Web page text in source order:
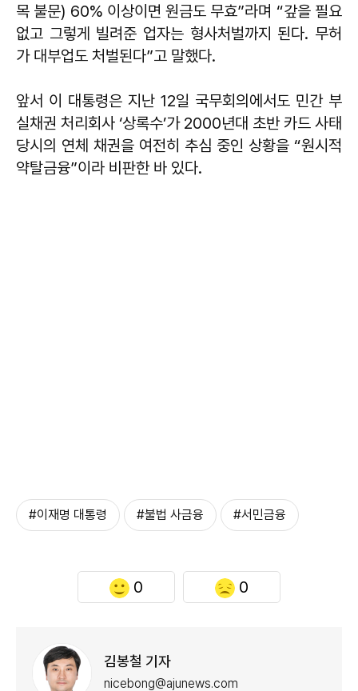
목 불문) 60% 이상이면 원금도 무효”라며 “갚을 필요
없고 그렇게 빌려준 업자는 형사처벌까지 된다. 무허
가 대부업도 처벌된다”고 말했다.
앞서 이 대통령은 지난 12일 국무회의에서도 민간 부
실채권 처리회사 ‘상록수’가 2000년대 초반 카드 사태
당시의 연체 채권을 여전히 추심 중인 상황을 “원시적
약탈금융”이라 비판한 바 있다.
#이재명 대통령 #불법 사금융 #서민금융
0 0
김봉철 기자
nicebong@ajunews.com